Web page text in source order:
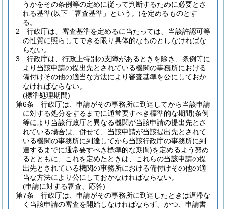
うかをその条例等の定めに従って判断するために必要とさ
れる基準(以下「審査基準」という。)を定めるものとす
る。
2
行政庁は、審査基準を定めるに当たっては、当該許認可等
の性質に照らしてできる限り具体的なものとしなければな
らない。
3
行政庁は、行政上特別の支障があるときを除き、条例等に
より当該申請の提出先とされている機関の事務所における
備付けその他の適当な方法により審査基準を公にしておか
なければならない。
(標準処理期間)
第6条
行政庁は、申請がその事務所に到達してから当該申請
に対する処分をするまでに通常要すべき標準的な期間(条例
等により当該行政庁と異なる機関が当該申請の提出先とさ
れている場合は、併せて、当該申請が当該提出先とされて
いる機関の事務所に到達してから当該行政庁の事務所に到
達するまでに通常要すべき標準的な期間)を定めるよう努め
るとともに、これを定めたときは、これらの当該申請の提
出先とされている機関の事務所における備付けその他の適
当な方法により公にしておかなければならない。
(申請に対する審査、応答)
第7条
行政庁は、申請がその事務所に到達したときは遅滞な
く当該申請の審査を開始しなければならず、かつ、申請書